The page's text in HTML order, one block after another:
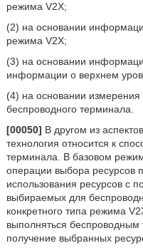
режима V2X;
(2) на основании
режима V2X;
(3) на основании
информации о верхнем
(4) на основании измерения
беспроводного терминала.
[00050] В другом из
технология относится к
терминала. В базовом
операции выбора ресурсов
использования ресурсов с
выбираемых для
конкретного типа режима
выполняться
получение выбранных